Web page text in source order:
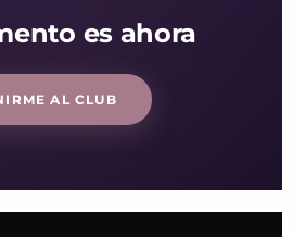
es ahora
AL CLUB